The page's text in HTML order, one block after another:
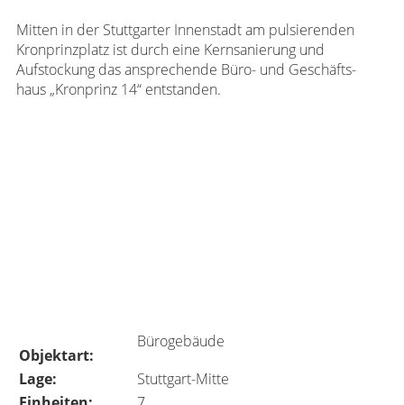
Mitten in der Stutt­garter Innen­stadt am pulsie­renden
Kron­prinz­platz ist durch eine Kern­sa­nie­rung und
Aufsto­ckung das anspre­chende Büro- und Geschäfts­
haus „Kron­prinz 14“ entstanden.
Objektart:
Büro­ge­bäude
Lage:
Stutt­gart-Mitte